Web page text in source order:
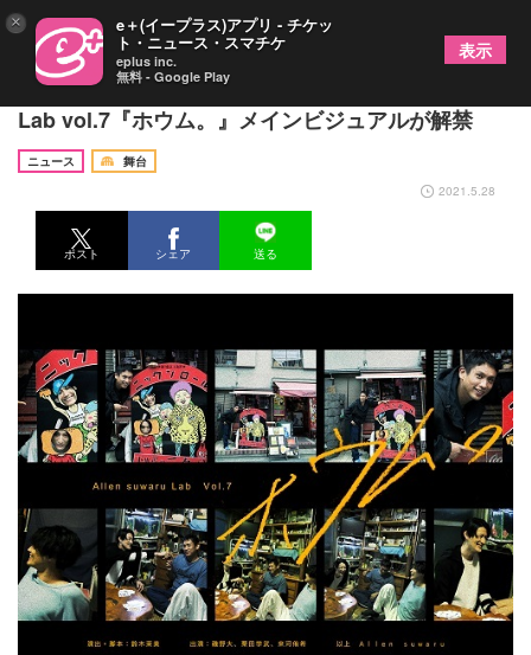
磯野大、栗田学武、來河侑希出演 Allen suwaru
Lab vol.7『ホウム。』メインビジュアルが解禁
ニュース
舞台
2021.5.28
ポスト シェア 送る
× e＋(イープラス)アプリ - チケッ
ト・ニュース・スマチケ
eplus inc.
無料 - Google Play
表示